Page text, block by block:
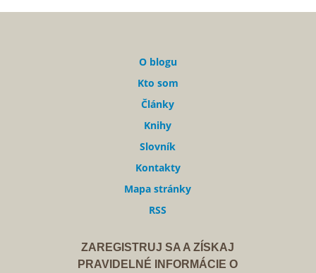
O blogu
Kto som
Články
Knihy
Slovník
Kontakty
Mapa stránky
RSS
ZAREGISTRUJ SA A ZÍSKAJ
PRAVIDELNÉ INFORMÁCIE O